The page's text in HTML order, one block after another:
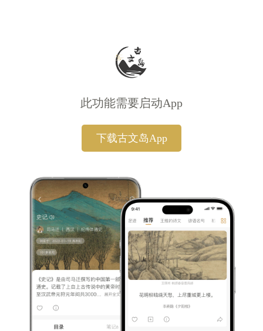
此功能需要启动App
下载古文岛App